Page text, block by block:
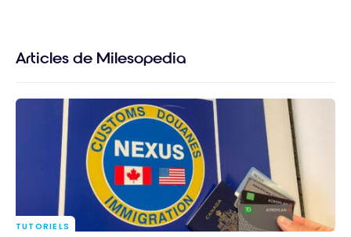
Articles de Milesopedia
TUTORIELS